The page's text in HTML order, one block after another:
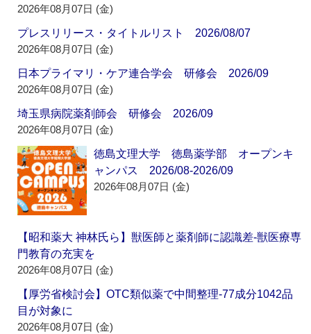
2026年08月07日 (金)
プレスリリース・タイトルリスト 2026/08/07
2026年08月07日 (金)
日本プライマリ・ケア連合学会 研修会 2026/09
2026年08月07日 (金)
埼玉県病院薬剤師会 研修会 2026/09
2026年08月07日 (金)
徳島文理大学 徳島薬学部 オープンキ
ャンパス 2026/08-2026/09
2026年08月07日 (金)
【昭和薬大 神林氏ら】獣医師と薬剤師に認識差‐獣医療専
門教育の充実を
2026年08月07日 (金)
【厚労省検討会】OTC類似薬で中間整理‐77成分1042品
目が対象に
2026年08月07日 (金)